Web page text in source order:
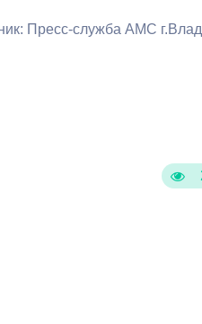
Пресс-служба АМС